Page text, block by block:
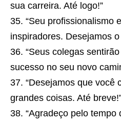
sua carreira. Até logo!”
“Seu profissionalismo
inspiradores. Desejamos
“Seus colegas
sucesso no seu novo
“Desejamos que você
grandes coisas. Até
“Agradeço pelo tempo